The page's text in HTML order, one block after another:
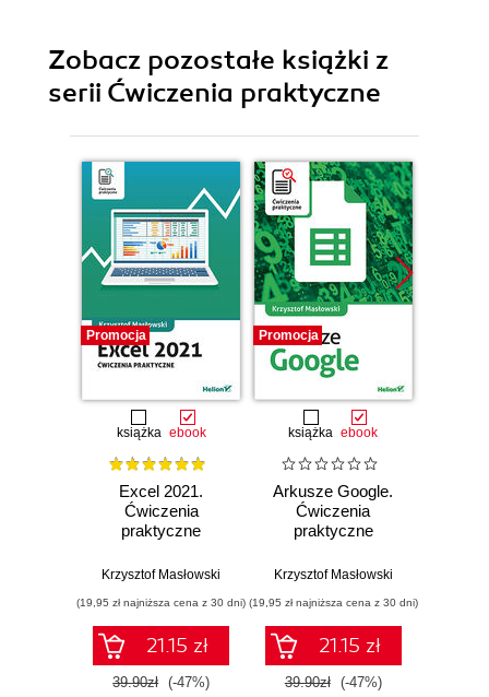
Zobacz pozostałe książki z
serii Ćwiczenia praktyczne
Promocja
książka ebook
Excel 2021.
Ćwiczenia
praktyczne
Krzysztof Masłowski
(19,95 zł najniższa cena z 30 dni)
21.15 zł
39.90zł (-47%)
Promocja
książka ebook
Arkusze Google.
Ćwiczenia
praktyczne
Krzysztof Masłowski
(19,95 zł najniższa cena z 30 dni)
21.15 zł
39.90zł (-47%)